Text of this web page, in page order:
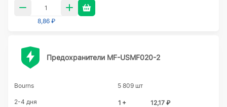
8,86 ₽
Предохранители MF-USMF020-2
Bourns 5 809 шт
2-4 дня 1 +
12,17 ₽